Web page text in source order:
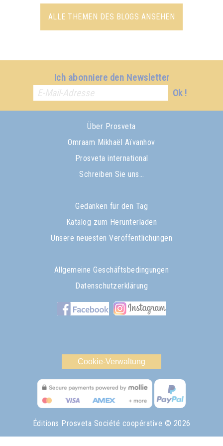
ALLE THEMEN DES BLOGS ANSEHEN
Ich abonniere den Newsletter
Ok !
Über Prosveta
Omraam Mikhaël Aïvanhov
Prosveta international
Schreiben Sie uns…
Gedanken für den Tag
Katalog zum Herunterladen
Unsere neuesten Veröffentlichungen
Allgemeine Geschäftsbedingungen
Datenschutzerklärung
Cookie-Verwaltung
Éditions Prosveta Société coopérative © 2026